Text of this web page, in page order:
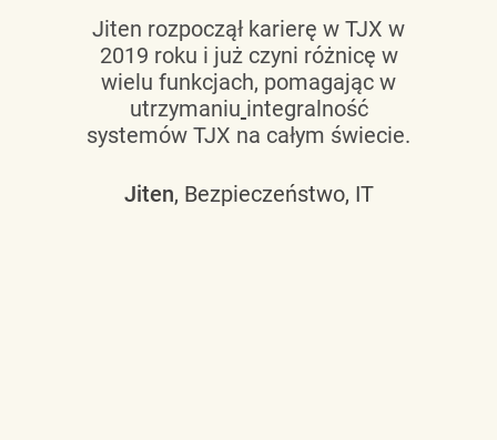
Jiten rozpoczął karierę w TJX w
2019 roku i już czyni różnicę w
wielu funkcjach, pomagając w
utrzymaniu integralność
systemów TJX na całym świecie.
Jiten, Bezpieczeństwo, IT